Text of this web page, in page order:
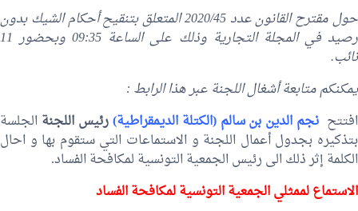
حول مقترح القانون عدد 2020/45 المتعلق بتنقيح أحكام الشيك بدون
رصيد في المجلة التجارية
وذلك على الساعة 09:35 وبحضور 11
نائب.
يمكنكم متابعة أشغال اللجنة عبر هذا الرابط :
افتتح نجم الدين بنسالم (الكتلة الديمقراطية)رئيس اللجنة الجلسة
بتذكيره بجدول أعمال اللجنة و الاستماعات التي ستقوم بها و احال
الكلمة إثر ذلك الى رئيس الجمعية التونسية لمكافحة الفساد.
الاستماع لممثليالجمعية التونسية لمكافحة الفساد